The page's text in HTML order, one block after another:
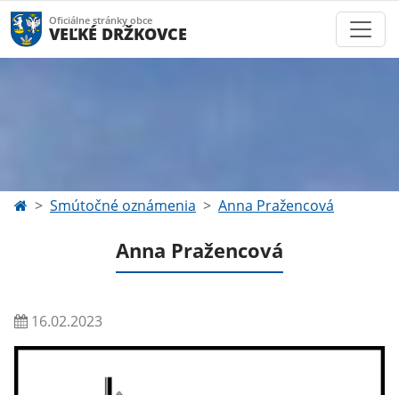
Oficiálne stránky obce
VEĽKÉ DRŽKOVCE
Smútočné oznámenia Anna Pražencová
Anna Pražencová
16.02.2023